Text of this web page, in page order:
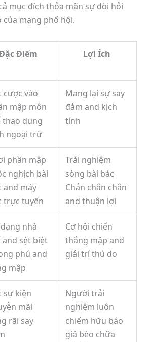
mục đích thỏa mãn sự đòi hỏi
của mạng phố hội.
Điểm Lợi Ích
cược vào
mập môn
thao dung
ngoại trừ
Mang lại sự say
đắm and kịch
tính
phần mập
nghịch bài
and máy
trực tuyến
Trải nghiệm
sòng bài bác
Chắn chắn chắn
and thuận lợi
nhà
and sệt biệt
phú and
mập
Cơ hội chiến
thắng mập and
giải trí thú do
sự kiện
mãi
rãi say
Người trải
nghiệm luôn
chiếm hữu báo
giá bèo chữa